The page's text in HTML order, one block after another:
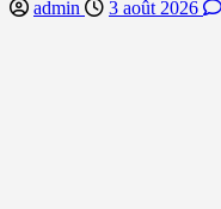
admin 3 août 2026